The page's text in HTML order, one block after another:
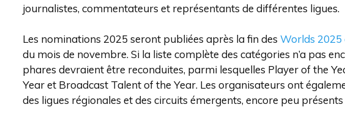
journalistes, commentateurs et représentants de différentes ligues.
Les nominations 2025 seront publiées après la fin des Worlds 2025
du mois de novembre. Si la liste complète des catégories n’a pas
phares devraient être reconduites, parmi lesquelles Player of the
Year et Broadcast Talent of the Year. Les organisateurs ont
des ligues régionales et des circuits émergents, encore peu